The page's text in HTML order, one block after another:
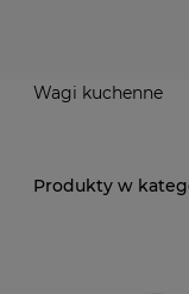
Wagi kuchenne